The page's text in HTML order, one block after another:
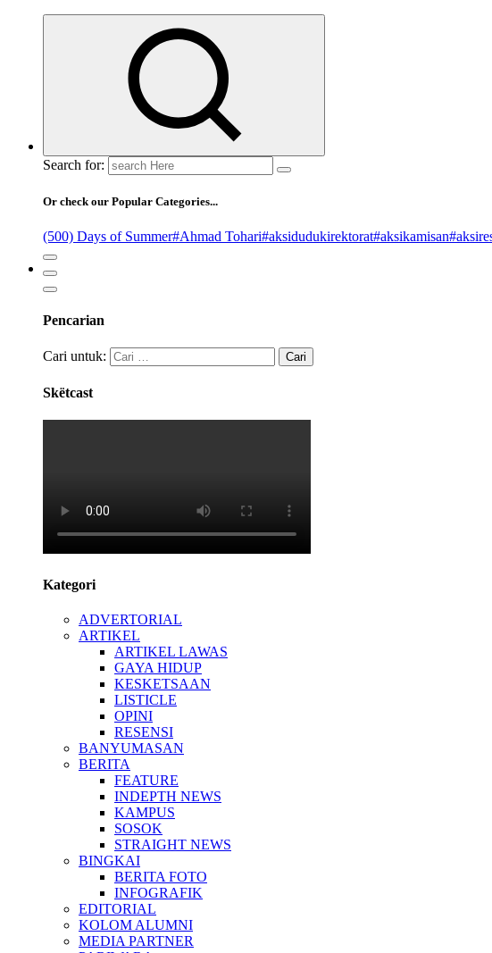
Search for:
Or check our Popular Categories...
(500) Days of Summer#Ahmad Tohari#aksidudukirektorat#aksikamisan
Pencarian
Cari untuk:
Skëtcast
Kategori
ADVERTORIAL
ARTIKEL
ARTIKEL LAWAS
GAYA HIDUP
KESKETSAAN
LISTICLE
OPINI
RESENSI
BANYUMASAN
BERITA
FEATURE
INDEPTH NEWS
KAMPUS
SOSOK
STRAIGHT NEWS
BINGKAI
BERITA FOTO
INFOGRAFIK
EDITORIAL
KOLOM ALUMNI
MEDIA PARTNER